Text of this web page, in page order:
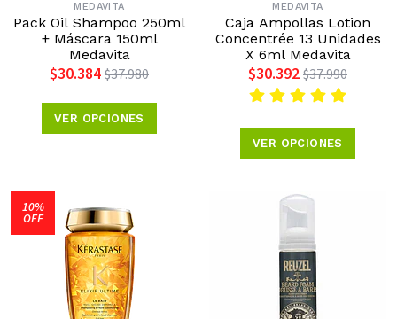
MEDAVITA
Pack Oil Shampoo 250ml
+ Máscara 150ml
Medavita
$30.384 $37.980
VER OPCIONES
MEDAVITA
Caja Ampollas Lotion
Concentrée 13 Unidades
X 6ml Medavita
$30.392 $37.990
VER OPCIONES
10%
OFF